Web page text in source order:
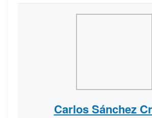
Carlos Sánchez